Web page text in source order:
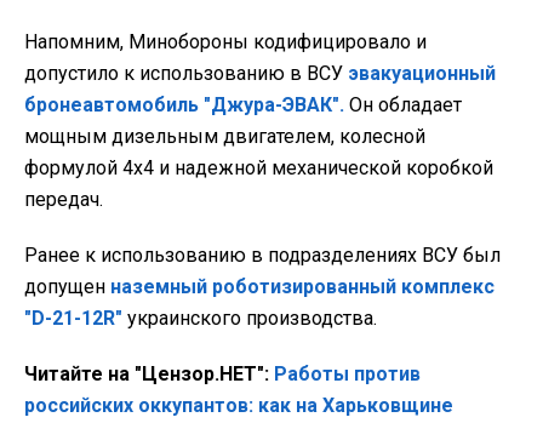
Напомним, Минобороны кодифицировало и
допустило к использованию в ВСУ эвакуационный
бронеавтомобиль "Джура-ЭВАК". Он обладает
мощным дизельным двигателем, колесной
формулой 4х4 и надежной механической коробкой
передач.
Ранее к использованию в подразделениях ВСУ был
допущен наземный роботизированный комплекс
"D-21-12R" украинского производства.
Читайте на "Цензор.НЕТ": Работы против
российских оккупантов: как на Харьковщине